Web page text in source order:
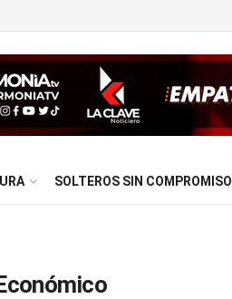
SOLTEROS SIN COMPROMISO